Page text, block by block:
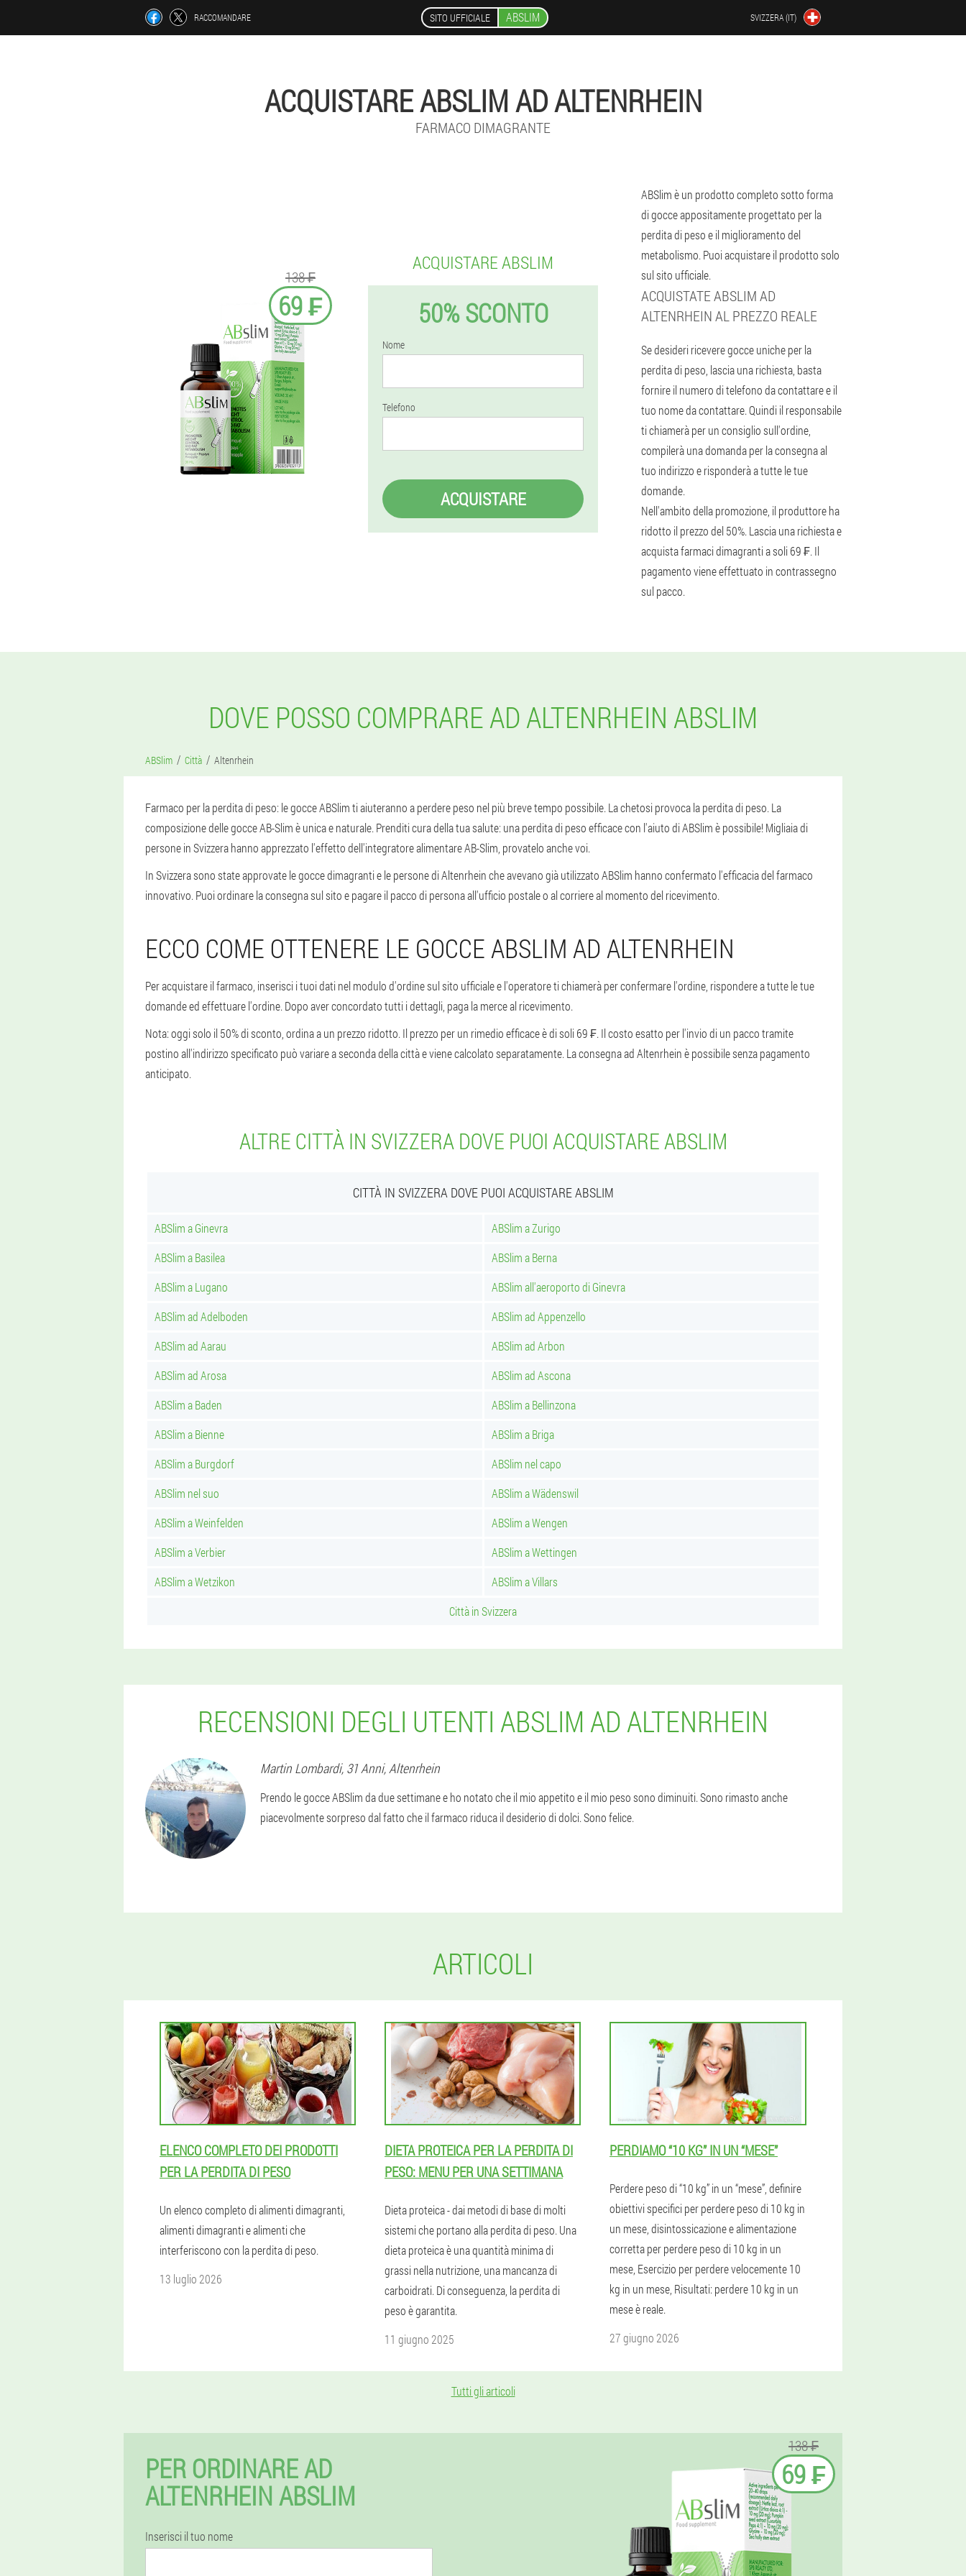
RACCOMANDARE SITO UFFICIALE ABSLIM SVIZZERA (IT)
ACQUISTARE ABSLIM AD ALTENRHEIN
FARMACO DIMAGRANTE
138 ₣
69 ₣
ACQUISTARE ABSLIM
50% SCONTO
Nome
Telefono
ACQUISTARE
ABSlim è un prodotto completo sotto forma
di gocce appositamente progettato per la
perdita di peso e il miglioramento del
metabolismo. Puoi acquistare il prodotto solo
sul sito ufficiale.
ACQUISTATE ABSLIM AD
ALTENRHEIN AL PREZZO REALE
Se desideri ricevere gocce uniche per la
perdita di peso, lascia una richiesta, basta
fornire il numero di telefono da contattare e il
tuo nome da contattare. Quindi il responsabile
ti chiamerà per un consiglio sull'ordine,
compilerà una domanda per la consegna al
tuo indirizzo e risponderà a tutte le tue
domande.
Nell'ambito della promozione, il produttore ha
ridotto il prezzo del 50%. Lascia una richiesta e
acquista farmaci dimagranti a soli 69 ₣. Il
pagamento viene effettuato in contrassegno
sul pacco.
DOVE POSSO COMPRARE AD ALTENRHEIN ABSLIM
ABSlim Città Altenrhein
Farmaco per la perdita di peso: le gocce ABSlim ti aiuteranno a perdere peso nel più breve tempo possibile. La chetosi provoca la perdita di peso. La
composizione delle gocce AB-Slim è unica e naturale. Prenditi cura della tua salute: una perdita di peso efficace con l'aiuto di ABSlim è possibile! Migliaia di
persone in Svizzera hanno apprezzato l'effetto dell'integratore alimentare AB-Slim, provatelo anche voi.
In Svizzera sono state approvate le gocce dimagranti e le persone di Altenrhein che avevano già utilizzato ABSlim hanno confermato l'efficacia del farmaco
innovativo. Puoi ordinare la consegna sul sito e pagare il pacco di persona all'ufficio postale o al corriere al momento del ricevimento.
ECCO COME OTTENERE LE GOCCE ABSLIM AD ALTENRHEIN
Per acquistare il farmaco, inserisci i tuoi dati nel modulo d'ordine sul sito ufficiale e l'operatore ti chiamerà per confermare l'ordine, rispondere a tutte le tue
domande ed effettuare l'ordine. Dopo aver concordato tutti i dettagli, paga la merce al ricevimento.
Nota: oggi solo il 50% di sconto, ordina a un prezzo ridotto. Il prezzo per un rimedio efficace è di soli 69 ₣. Il costo esatto per l'invio di un pacco tramite
postino all'indirizzo specificato può variare a seconda della città e viene calcolato separatamente. La consegna ad Altenrhein è possibile senza pagamento
anticipato.
ALTRE CITTÀ IN SVIZZERA DOVE PUOI ACQUISTARE ABSLIM
CITTÀ IN SVIZZERA DOVE PUOI ACQUISTARE ABSLIM
ABSlim a Ginevra
ABSlim a Zurigo
ABSlim a Basilea
ABSlim a Berna
ABSlim a Lugano
ABSlim all'aeroporto di Ginevra
ABSlim ad Adelboden
ABSlim ad Appenzello
ABSlim ad Aarau
ABSlim ad Arbon
ABSlim ad Arosa
ABSlim ad Ascona
ABSlim a Baden
ABSlim a Bellinzona
ABSlim a Bienne
ABSlim a Briga
ABSlim a Burgdorf
ABSlim nel capo
ABSlim nel suo
ABSlim a Wädenswil
ABSlim a Weinfelden
ABSlim a Wengen
ABSlim a Verbier
ABSlim a Wettingen
ABSlim a Wetzikon
ABSlim a Villars
Città in Svizzera
RECENSIONI DEGLI UTENTI ABSLIM AD ALTENRHEIN
Martin Lombardi, 31 Anni,Altenrhein
Prendo le gocce ABSlim da due settimane e ho notato che il mio appetito e il mio peso sono diminuiti. Sono rimasto anche
piacevolmente sorpreso dal fatto che il farmaco riduca il desiderio di dolci. Sono felice.
ARTICOLI
ELENCO COMPLETO DEI PRODOTTI
PER LA PERDITA DI PESO
Un elenco completo di alimenti dimagranti,
alimenti dimagranti e alimenti che
interferiscono con la perdita di peso.
13 luglio 2026
DIETA PROTEICA PER LA PERDITA DI
PESO: MENU PER UNA SETTIMANA
Dieta proteica - dai metodi di base di molti
sistemi che portano alla perdita di peso. Una
dieta proteica è una quantità minima di
grassi nella nutrizione, una mancanza di
carboidrati. Di conseguenza, la perdita di
peso è garantita.
11 giugno 2025
PERDIAMO “10 KG” IN UN “MESE”
Perdere peso di “10 kg” in un “mese”, definire
obiettivi specifici per perdere peso di 10 kg in
un mese, disintossicazione e alimentazione
corretta per perdere peso di 10 kg in un
mese, Esercizio per perdere velocemente 10
kg in un mese, Risultati: perdere 10 kg in un
mese è reale.
27 giugno 2026
Tutti gli articoli
PER ORDINARE AD
ALTENRHEIN ABSLIM
Inserisci il tuo nome
138 ₣
69 ₣